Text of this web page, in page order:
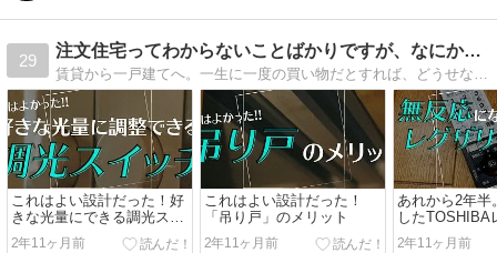
29
注文住宅ってわからないことばかりですが、なにか？in東京
賃貸から一戸建てへ。一生に一度の買い物だとすれば、どうせなら思い切って楽しんで..東京に注文住宅を建てるために悪戦苦闘しながら、ぼくがした手順を公開中。
これはよい設計だった！好
きな光量にできる調光スイ
ッチ
2年11ヶ月前
これはよい設計だった！
「吊り戸」のメリット
2年11ヶ月前
あれから2年半
したTOSHIBA
モコンのいま。
2年11ヶ月前